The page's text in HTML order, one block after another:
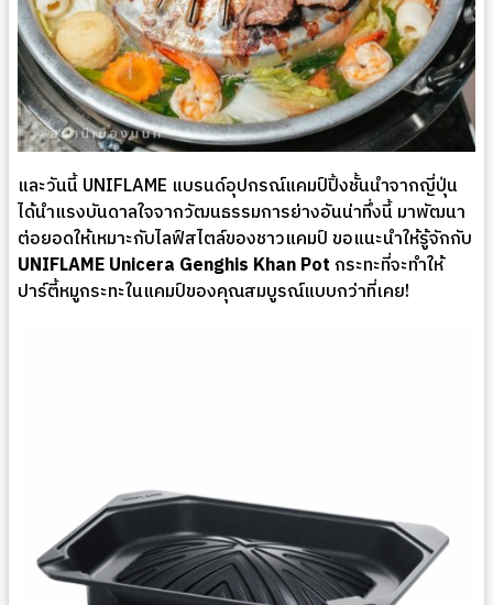
และวันนี้ UNIFLAME แบรนด์อุปกรณ์แคมป์ปิ้งชั้นนำจากญี่ปุ่น
ได้นำแรงบันดาลใจจากวัฒนธรรมการย่างอันน่าทึ่งนี้ มาพัฒนา
ต่อยอดให้เหมาะกับไลฟ์สไตล์ของชาวแคมป์ ขอแนะนำให้รู้จักกับ
UNIFLAME Unicera Genghis Khan Potกระทะที่จะทำให้
ปาร์ตี้หมูกระทะในแคมป์ของคุณสมบูรณ์แบบกว่าที่เคย!